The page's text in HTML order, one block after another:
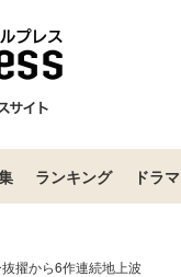
ランキング ドラマ
擢から6作連続地上波